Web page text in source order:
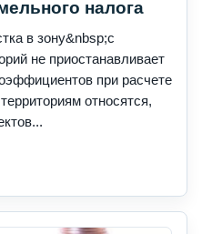
налога
в зону&nbsp;с
не приостанавливает
при расчете
относятся,